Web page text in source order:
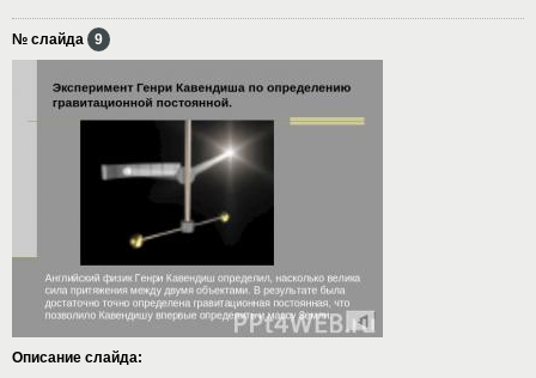
№ слайда 9
Описание слайда: